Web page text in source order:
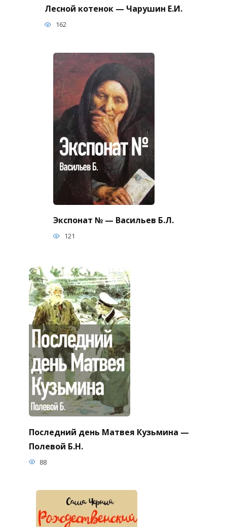
Лесной котенок — Чарушин Е.И.
162
Экспонат № — Васильев Б.Л.
121
Последний день Матвея Кузьмина —
Полевой Б.Н.
88